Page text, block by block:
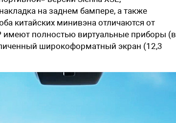
на заднем бампере, а также
китайских минивэна отличаются от
полностью виртуальные приборы (в
широкоформатный экран (12,3